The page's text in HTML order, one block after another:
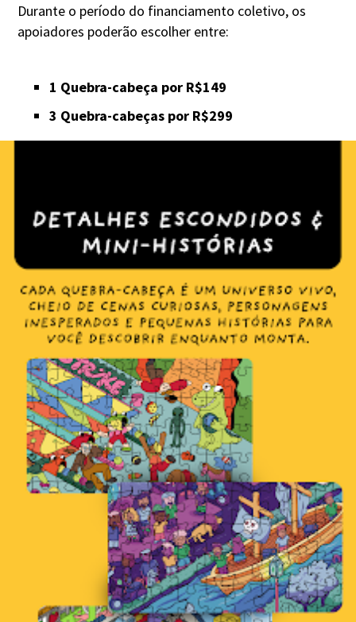
Durante o período do financiamento coletivo, os
apoiadores poderão escolher entre:
1 Quebra-cabeça por R$149
3 Quebra-cabeças por R$299